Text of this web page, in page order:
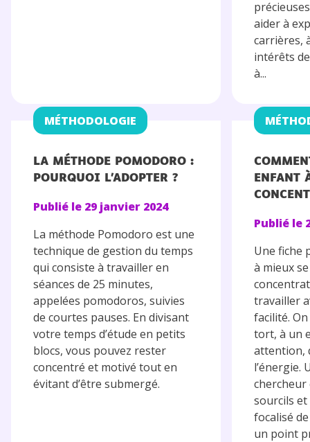
aider à
carrières,
intérêts
à...
LA MÉTHODE POMODORO :
POURQUOI L’ADOPTER ?
MÉTHODOLOGIE
Publié le 29 janvier 2024
La méthode Pomodoro est une
technique de gestion du temps
qui consiste à travailler en
séances de 25 minutes,
appelées pomodoros, suivies
de courtes pauses. En divisant
votre temps d’étude en petits
blocs, vous pouvez rester
concentré et motivé tout en
évitant d’être submergé.
ENFANT
Publié le
Une fiche
à mieux
travailler
facilité.
tort, à un
attention,
l’énergie.
sourcils
focalisé
un point